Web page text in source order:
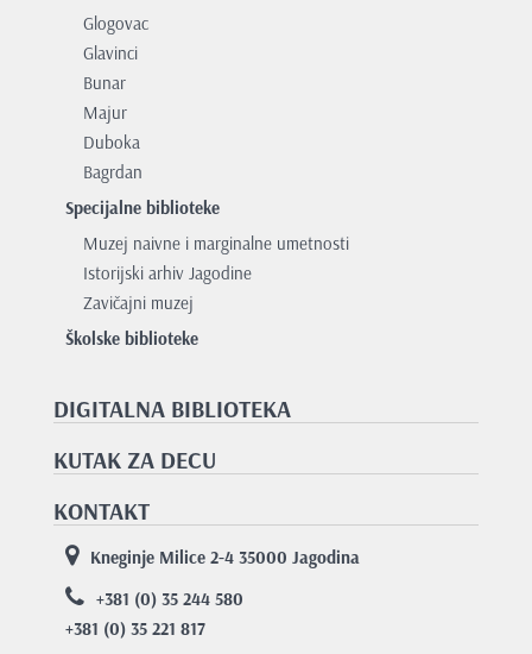
Glogovac
Glavinci
Bunar
Majur
Duboka
Bagrdan
Specijalne biblioteke
Muzej naivne i marginalne umetnosti
Istorijski arhiv Jagodine
Zavičajni muzej
Školske biblioteke
DIGITALNA BIBLIOTEKA
KUTAK ZA DECU
KONTAKT
Kneginje Milice 2-4 35000 Jagodina
+381 (0) 35 244 580
+381 (0) 35 221 817